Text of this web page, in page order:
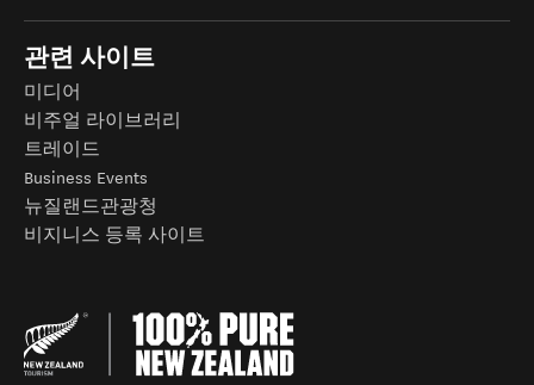
관련 사이트
미디어
비주얼 라이브러리
트레이드
Business Events
뉴질랜드관광청
비지니스 등록 사이트